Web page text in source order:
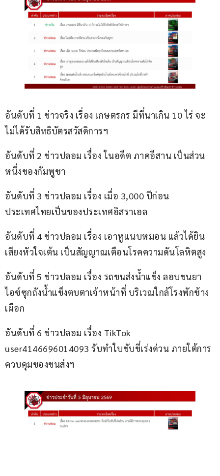
อันดับที่ 1 ข่าวจริง เรื่อง เกษตรกร มีที่นาเกิน 10 ไร่ จะ
ไม่ได้รับสิทธิบัตรสวัสดิการฯ
อันดับที่ 2 ข่าวปลอม เรื่อง ในอดีต ภาคอีสาน เป็นส่วน
หนึ่งของกัมพูชา
อันดับที่ 3 ข่าวปลอม เรื่อง เมื่อ 3,000 ปีก่อน
ประเทศไทยเป็นของประเทศอิสราเอล
อันดับที่ 4 ข่าวปลอม เรื่อง เอาหูแนบหมอน แล้วได้ยิน
เสียงหัวใจเต้น เป็นสัญญาณเตือนโรคความดันโลหิตสูง
อันดับที่ 5 ข่าวปลอม เรื่อง รถขนส่งน้ำแข็ง ลอบขนยา
ไอซ์ซุกถังน้ำแข็งตบตาเจ้าหน้าที่ บริเวณใกล้โรงพักช้าง
เผือก
อันดับที่ 6 ข่าวปลอม เรื่อง TikTok
user4146696014093 รับทำใบขับขี่เร่งด่วน ภายใต้การ
ควบคุมของขนส่งฯ